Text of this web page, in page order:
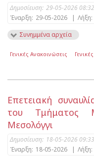
Δημοσίευση: 29-05-2026 08:32
Έναρξη: 29-05-2026 | Λήξη:
Συνημμένα αρχεία
Γενικές Ανακοινώσεις
Επετειακή
του Τμήματος
Μεσολόγγι
Δημοσίευση: 18-05-2026 09:33
Έναρξη: 18-05-2026 | Λήξη: